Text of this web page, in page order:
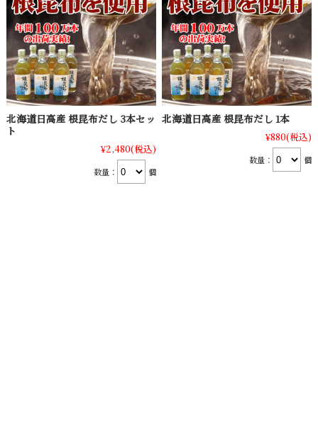
北海道日高産 根昆布だし 3本セッ
ト
¥2,480(税込)
数量： 個
北海道日高産 根昆布だし 1本
¥880(税込)
数量： 個